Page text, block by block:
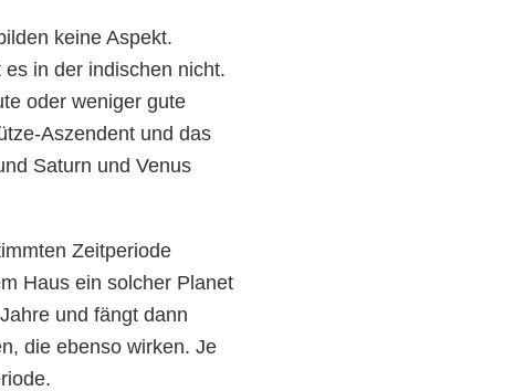
keine Aspekt.
in der indischen nicht.
oder weniger gute
Aszendent und das
Saturn und Venus
Zeitperiode
Haus ein solcher Planet
und fängt dann
die ebenso wirken. Je